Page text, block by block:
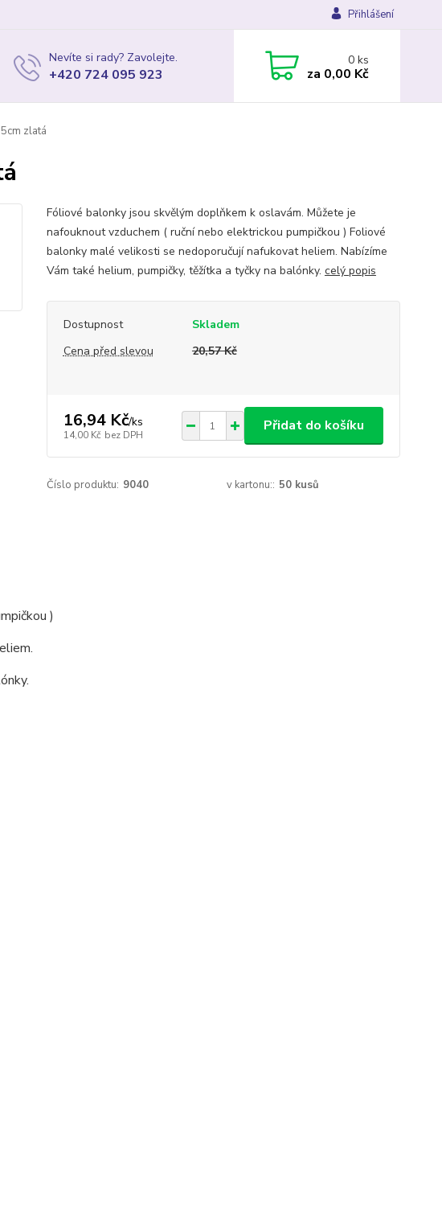
Přihlášení
Nevíte si rady? Zavolejte.
+420 724 095 923
0ks
za 0,00 Kč
zlatá
Fóliové balonky jsou skvělým doplňkem k oslavám. Můžete je
nafouknout vzduchem ( ruční nebo elektrickou pumpičkou ) Foliové
balonky malé velikosti se nedoporučují nafukovat heliem. Nabízíme
Vám také helium, pumpičky, těžítka a tyčky na balónky. celý popis
Dostupnost
Skladem
Cena před slevou
20,57 Kč
16,94 Kč/ks
14,00 Kč bez DPH
Přidat do košíku
Číslo produktu: 9040 v kartonu:: 50 kusů
)